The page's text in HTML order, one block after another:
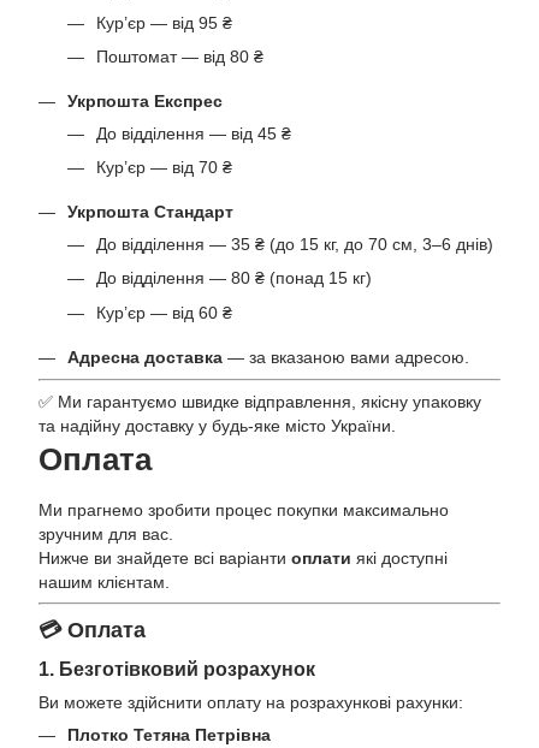
Кур’єр — від 95 ₴
Поштомат — від 80 ₴
Укрпошта Експрес
До відділення — від 45 ₴
Кур’єр — від 70 ₴
Укрпошта Стандарт
До відділення — 35 ₴ (до 15 кг, до 70 см, 3–6 днів)
До відділення — 80 ₴ (понад 15 кг)
Кур’єр — від 60 ₴
Адресна доставка — за вказаною вами адресою.
✅ Ми гарантуємо швидке відправлення, якісну упаковку
та надійну доставку у будь-яке місто України.
Оплата
Ми прагнемо зробити процес покупки максимально
зручним для вас.
Нижче ви знайдете всі варіанти оплати які доступні
нашим клієнтам.
💳 Оплата
1. Безготівковий розрахунок
Ви можете здійснити оплату на розрахункові рахунки:
Плотко Тетяна Петрівна